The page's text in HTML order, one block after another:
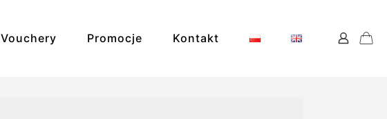
Vouchery Promocje Kontakt